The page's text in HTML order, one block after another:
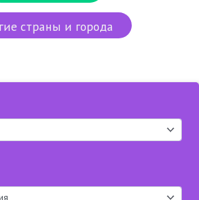
страны и города